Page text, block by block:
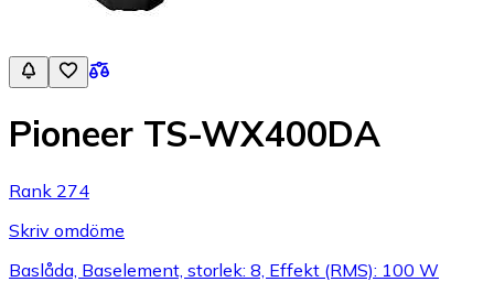
Pioneer TS-WX400DA
Rank 274
Skriv omdöme
Baslåda, Baselement, storlek: 8, Effekt (RMS): 100 W